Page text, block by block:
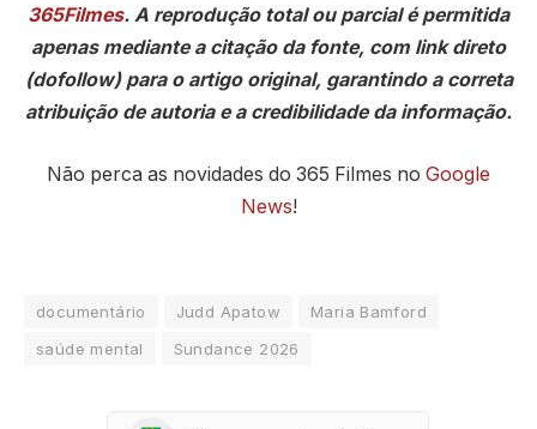
365Filmes. A reprodução total ou parcial é permitida
apenas mediante a citação da fonte, com link direto
(dofollow) para o artigo original, garantindo a correta
atribuição de autoria e a credibilidade da informação.
Não perca as novidades do 365 Filmes no Google
News!
documentário Judd Apatow
Maria Bamford
saúde mental
Sundance 2026